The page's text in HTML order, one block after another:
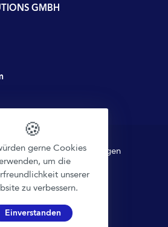
GMBH
Nutzungsbedingungen
🍪
gerne Cookies
um die
unserer
zu verbessern.
Einverstanden